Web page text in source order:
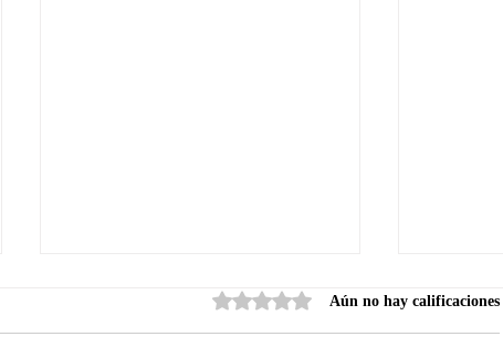
Obtuvo 0 de 5 estrellas.Aún no hay calificaciones